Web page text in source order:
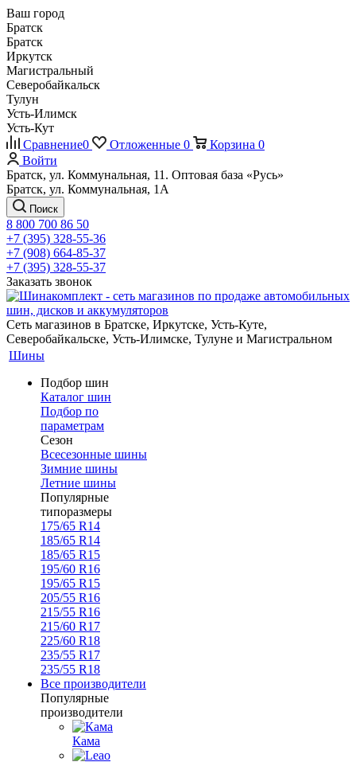
Ваш город
Братск
Братск
Иркутск
Магистральный
Северобайкальск
Тулун
Усть-Илимск
Усть-Кут
Сравнение0 Отложенные 0 Корзина 0
Войти
Братск, ул. Коммунальная, 11. Оптовая база «Русь»
Братск, ул. Коммунальная, 1А
Поиск
8 800 700 86 50
+7 (395) 328-55-36
+7 (908) 664-85-37
+7 (395) 328-55-37
Заказать звонок
Сеть магазинов в Братске, Иркутске, Усть-Куте,
Северобайкальске, Усть-Илимске, Тулуне и Магистральном
Шины
Подбор шин
Каталог шин
Подбор по
параметрам
Сезон
Всесезонные шины
Зимние шины
Летние шины
Популярные
типоразмеры
175/65 R14
185/65 R14
185/65 R15
195/60 R16
195/65 R15
205/55 R16
215/55 R16
215/60 R17
225/60 R18
235/55 R17
235/55 R18
Все производители
Популярные
производители
Кама